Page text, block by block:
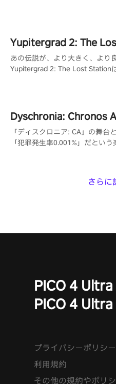
さらに
Yupitergrad 2: The
あの伝説が、より大きく、より
Yupitergrad 2: The Lost Station
Dyschronia: Chronos
『ディスクロニア: CA』の舞台
「犯罪発生率0.001%」だとい
PICO 4 Ultra
PICO 4
プライバシーポリシー
利用規約
その他の規約やポリ